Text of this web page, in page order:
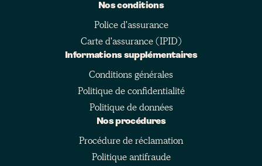
Nos conditions
Police d'assurance
Carte d'assurance (IPID)
Informations supplémentaires
Conditions générales
Politique de confidentialité
Politique de données
Nos procédures
Procédure de réclamation
Politique antifraude